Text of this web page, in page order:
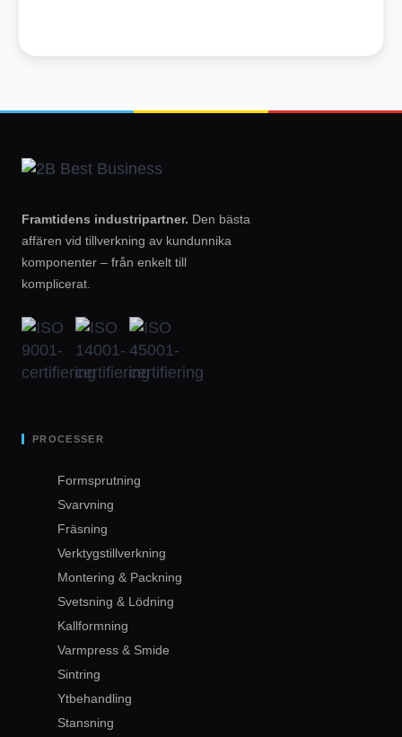
Framtidens industripartner. Den bästa
affären vid tillverkning av kundunnika
komponenter – från enkelt till
komplicerat.
PROCESSER
Formsprutning
Svarvning
Fräsning
Verktygstillverkning
Montering & Packning
Svetsning & Lödning
Kallformning
Varmpress & Smide
Sintring
Ytbehandling
Stansning